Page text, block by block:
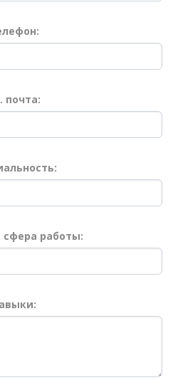
почта:
работы: